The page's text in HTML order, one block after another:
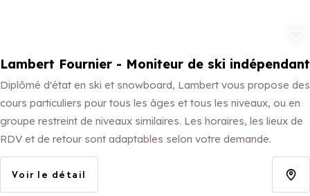
Lambert Fournier - Moniteur de ski indépendant
Diplômé d'état en ski et snowboard, Lambert vous propose des
cours particuliers pour tous les âges et tous les niveaux, ou en
groupe restreint de niveaux similaires. Les horaires, les lieux de
RDV et de retour sont adaptables selon votre demande.
Voir le détail